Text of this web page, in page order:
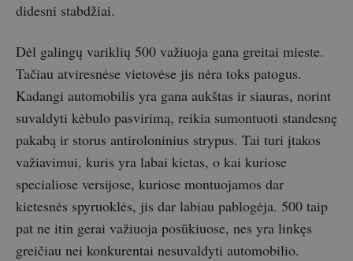
didesni stabdžiai.
Dėl galingų variklių 500 važiuoja gana greitai mieste.
Tačiau atviresnėse vietovėse jis nėra toks patogus.
Kadangi automobilis yra gana aukštas ir siauras, norint
suvaldyti kėbulo pasvirimą, reikia sumontuoti standesnę
pakabą ir storus antiroloninius strypus. Tai turi įtakos
važiavimui, kuris yra labai kietas, o kai kuriose
specialiose versijose, kuriose montuojamos dar
kietesnės spyruoklės, jis dar labiau pablogėja. 500 taip
pat ne itin gerai važiuoja posūkiuose, nes yra linkęs
greičiau nei konkurentai nesuvaldyti automobilio.